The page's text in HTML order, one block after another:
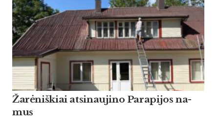
Žarė­niš­kiai at­si­nau­ji­no Pa­ra­pi­jos na­
mus